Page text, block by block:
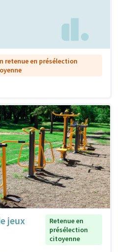
retenue en présélection
jeux
Retenue en
présélection
citoyenne